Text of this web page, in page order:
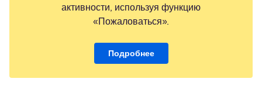
активности, используя функцию
«Пожаловаться».
Подробнее